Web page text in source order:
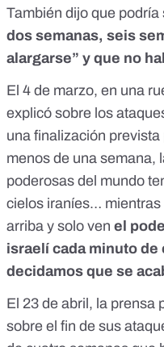
También dijo que podría
dos semanas, seis
alargarse” y que no
El 4 de marzo, en una
explicó sobre los
una finalización
menos de una semana,
poderosas del mundo
cielos iraníes… mientras
arriba y solo ven el
israelí cada minuto de
decidamos que se
El 23 de abril, la prensa
sobre el fin de sus